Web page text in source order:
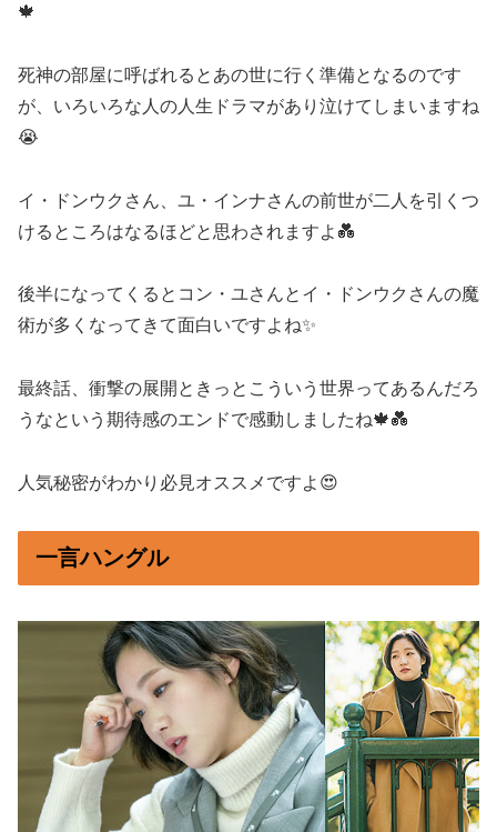
🍁
死神の部屋に呼ばれるとあの世に行く準備となるのです
が、いろいろな人の人生ドラマがあり泣けてしまいますね
😭
イ・ドンウクさん、ユ・インナさんの前世が二人を引くつ
けるところはなるほどと思わされますよ💑
後半になってくるとコン・ユさんとイ・ドンウクさんの魔
術が多くなってきて面白いですよね✨
最終話、衝撃の展開ときっとこういう世界ってあるんだろ
うなという期待感のエンドで感動しましたね🍁💑
人気秘密がわかり必見オススメですよ😍
一言ハングル